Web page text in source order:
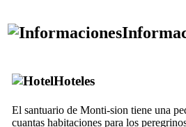
Hoteles
El santuario de Monti-sion tiene una
cuantas habitaciones para los